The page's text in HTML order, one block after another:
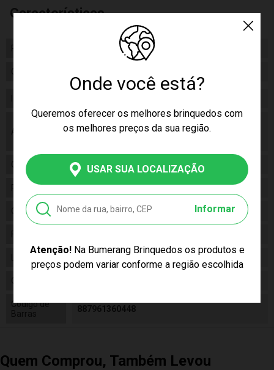
Onde você está?
Queremos oferecer os melhores brinquedos com
os melhores preços da sua região.
USAR SUA LOCALIZAÇÃO
Informar
Atenção!Na Bumerang Brinquedos os produtos e
preços podem variar conforme a região escolhida
Características
Peso
Certificado/ Selo Inmetro
Aviso
As cores podem variar entre as imagens
mostradas acima e o produto. Imagens
Gênero Unissex
Personagem N/A
Categoria N/a
Fabricante
Código
Código de
Barras
887961360448
Quem Comprou, Também Levou